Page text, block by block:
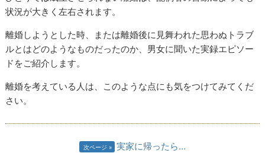
状況が大きく左右されます。
離婚しようとした時、または離婚後に見舞われた思わぬトラブ
ルとはどのようなものだったのか、男女に聞いた実録エピソー
ドをご紹介します。
離婚を考えている人は、このような点にも気をつけてみてくだ
さい。
次ページ 実家に帰ったら…